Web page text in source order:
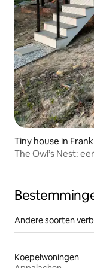
Tiny house in
The Owl’s Nest:
Andere soorten
Koepelwoningen